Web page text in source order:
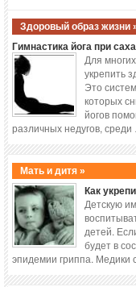
Здоровый образ жизни
Гимнастика йога при
Для
укрепить
Это
которых
йогов
различных недугов, среди
Мать и дитя »
Как
Детскую
детей.
будет в
эпидемии гриппа. Медики